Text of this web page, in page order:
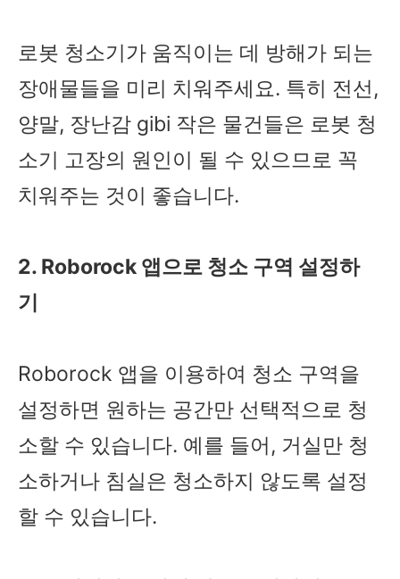
로봇 청소기가 움직이는 데 방해가 되는
장애물들을 미리 치워주세요. 특히 전선,
양말, 장난감 gibi 작은 물건들은 로봇 청
소기 고장의 원인이 될 수 있으므로 꼭
치워주는 것이 좋습니다.
2. Roborock 앱으로 청소 구역 설정하
기
Roborock 앱을 이용하여 청소 구역을
설정하면 원하는 공간만 선택적으로 청
소할 수 있습니다. 예를 들어, 거실만 청
소하거나 침실은 청소하지 않도록 설정
할 수 있습니다.